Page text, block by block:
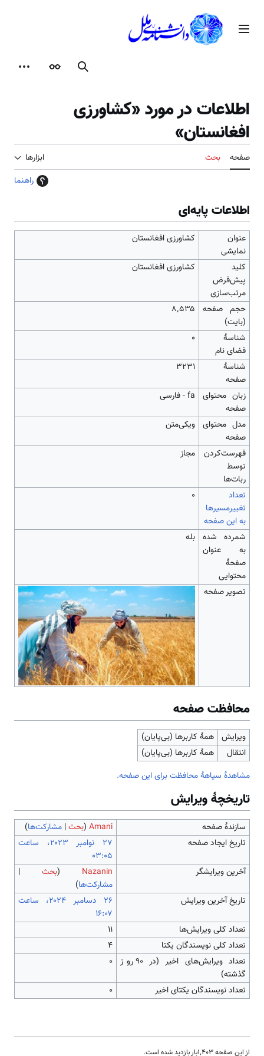
محتوامنوی اصلی
جستجوظاهر
اطلاعات در مورد «کشاورزی
افغانستان»
صفحه بحث
ابزارها
راهنما
اطلاعات پایه‌ای
عنوان
نمایشی
کشاورزی افغانستان
کلید
پیش‌فرض
مرتب‌سازی
کشاورزی افغانستان
حجم صفحه
(بایت)
۸٬۵۳۵
شناسهٔ
فضای نام
0
شناسهٔ
صفحه
3231
زبان محتوای
صفحه
fa - فارسی
مدل محتوای
صفحه
ویکی‌متن
‌فهرست‌کردن
توسط
ربات‌ها
مجاز
تعداد
تغییرمسیرها
به این صفحه
۰
شمرده شده
به عنوان
صفحهٔ
محتوایی
بله
تصویر صفحه
محافظت صفحه
ویرایش
همهٔ کاربرها (بی‌پایان)
انتقال
همهٔ کاربرها (بی‌پایان)
مشاهدۀ سیاهۀ محافظت برای این صفحه.
تاریخچۀ ویرایش
سازندۀ صفحه Amani
(بحث| مشارکت‌ها)
تاریخ ایجاد صفحه
‏۲۷ نوامبر ۲۰۲۳، ساعت
۰۳:۰۵
آخرین ویرایشگر
Nazanin
(بحث |
مشارکت‌ها)
تاریخ آخرین ویرایش
‏۲۶ دسامبر ۲۰۲۴، ساعت
۱۶:۰۷
تعداد کلی ویرایش‌ها
۱۱
تعداد کلی نویسندگان یکتا
۴
تعداد ویرایش‌های اخیر (در ۹۰ روز
گذشته)
۰
تعداد نویسندگان یکتای اخیر ۰
از این صفحه ۱٬۴۰۳بار بازدید شده است.